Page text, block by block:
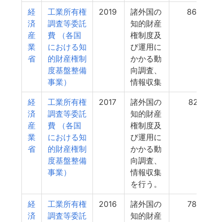
経
済
産
業
省
工業所有権
調査等委託
費 （各国
における知
的財産権制
度基盤整備
事業）
2019
諸外国の
知的財産
権制度及
び運用に
かかる動
向調査、
情報収集
860
経
済
産
業
省
工業所有権
調査等委託
費 （各国
における知
的財産権制
度基盤整備
事業）
2017
諸外国の
知的財産
権制度及
び運用に
かかる動
向調査、
情報収集
を行う。
821
経
済
工業所有権
調査等委託
2016
諸外国の
知的財産
784